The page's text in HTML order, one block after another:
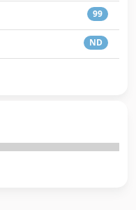
99
ND